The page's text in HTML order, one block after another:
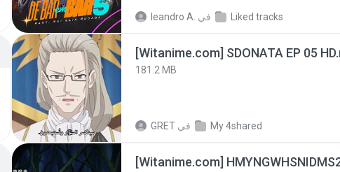
leandro A. في Liked tracks
[Witanime.com] SDONATA EP 05
181.2 MB
GRET في My 4shared